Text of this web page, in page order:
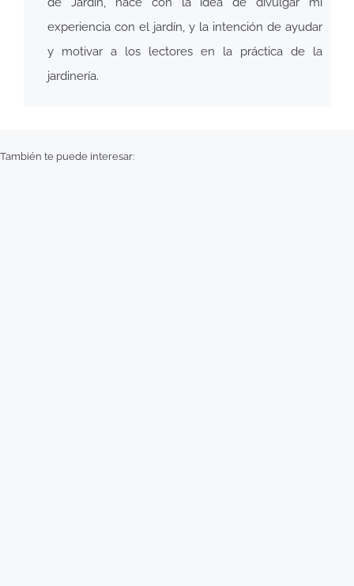
experiencia con el jardín, y la intención de ayudar
y motivar a los lectores en la práctica de la
jardinería.
También te puede interesar: